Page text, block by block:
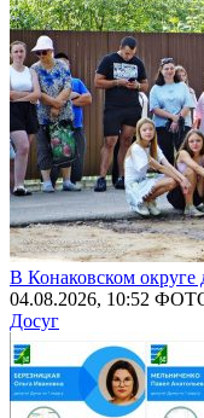
В Конаковском округе
04.08.2026, 10:52
Досуг